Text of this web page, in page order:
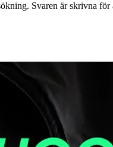
Svaren är skrivna